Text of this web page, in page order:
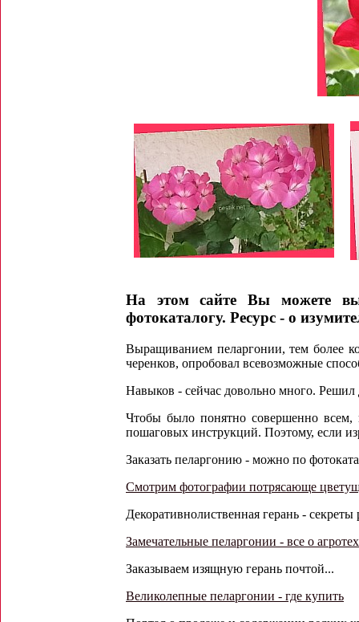
На этом сайте Вы можете
фотокаталогу. Ресурс - о
Выращиванием пеларгонии, тем более
черенков, опробовал всевозможные
Навыков - сейчас довольно много.
Чтобы было понятно совершенно
пошаговых инструкций. Поэтому, если
Заказать пеларгонию - можно по
Смотрим фотографии потрясающе
Декоративнолиственная герань -
Замечательные пеларгонии - все о
Заказываем изящную герань почтой...
Великолепные пеларгонии - где купить